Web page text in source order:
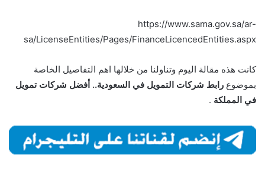
https://www.sama.gov.sa/ar-
sa/LicenseEntities/Pages/FinanceLicencedEntities.aspx
كانت هذه مقالة اليوم وتناولنا من خلالها اهم التفاصيل الخاصة
بموضوع رابط شركات التمويل في السعودية.. أفضل شركات تمويل
في المملكة .